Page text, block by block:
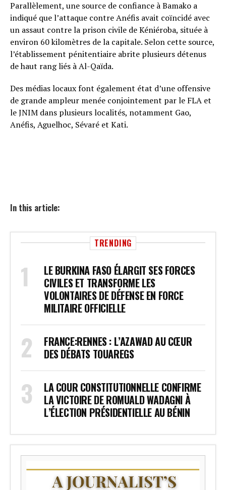
Parallèlement, une source de confiance à Bamako a
indiqué que l’attaque contre Anéfis avait coïncidé avec
un assaut contre la prison civile de Kéniéroba, située à
environ 60 kilomètres de la capitale. Selon cette source,
l’établissement pénitentiaire abrite plusieurs détenus
de haut rang liés à Al-Qaïda.
Des médias locaux font également état d’une offensive
de grande ampleur menée conjointement par le FLA et
le JNIM dans plusieurs localités, notamment Gao,
Anéfis, Aguelhoc, Sévaré et Kati.
In this article:
TRENDING
LE BURKINA FASO ÉLARGIT SES FORCES
CIVILES ET TRANSFORME LES
VOLONTAIRES DE DÉFENSE EN FORCE
MILITAIRE OFFICIELLE
FRANCE:RENNES : L’AZAWAD AU CŒUR
DES DÉBATS TOUAREGS
LA COUR CONSTITUTIONNELLE CONFIRME
LA VICTOIRE DE ROMUALD WADAGNI À
L’ÉLECTION PRÉSIDENTIELLE AU BÉNIN